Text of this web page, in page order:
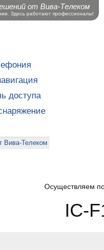
доступа
Вива-Телеком
Осуществляем
IC-
от Вива-Телеком
Здесь работают профессионалы!